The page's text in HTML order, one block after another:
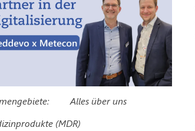
Alles über uns
(MDR)